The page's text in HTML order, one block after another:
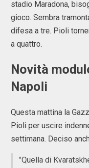
stadio Maradona,
gioco. Sembra
difesa a tre. Pioli
a quattro.
Novità
Napoli
Questa mattina la
Pioli per uscire
settimana. Deciso
"Quella di